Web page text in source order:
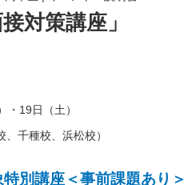
対策講座」
・19日（土）
千種校、浜松校）
別講座＜事前課題あり＞